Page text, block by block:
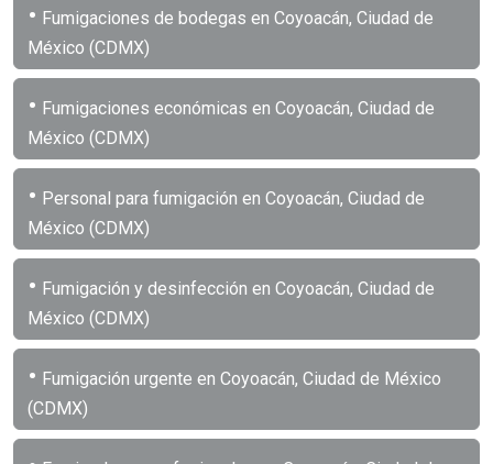
• Fumigaciones de bodegas en Coyoacán, Ciudad de
México (CDMX)
• Fumigaciones económicas en Coyoacán, Ciudad de
México (CDMX)
• Personal para fumigación en Coyoacán, Ciudad de
México (CDMX)
• Fumigación y desinfección en Coyoacán, Ciudad de
México (CDMX)
• Fumigación urgente en Coyoacán, Ciudad de México
(CDMX)